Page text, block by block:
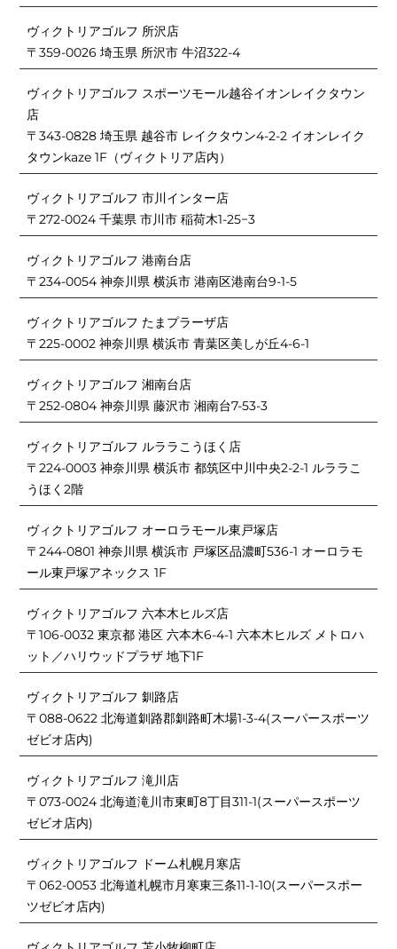
ヴィクトリアゴルフ 所沢店
〒359-0026 埼玉県 所沢市 牛沼322-4
ヴィクトリアゴルフ スポーツモール越谷イオンレイクタウン
店
〒343-0828 埼玉県 越谷市 レイクタウン4-2-2 イオンレイク
タウンkaze 1F（ヴィクトリア店内）
ヴィクトリアゴルフ 市川インター店
〒272-0024 千葉県 市川市 稲荷木1-25−3
ヴィクトリアゴルフ 港南台店
〒234-0054 神奈川県 横浜市 港南区港南台9-1-5
ヴィクトリアゴルフ たまプラーザ店
〒225-0002 神奈川県 横浜市 青葉区美しが丘4-6-1
ヴィクトリアゴルフ 湘南台店
〒252-0804 神奈川県 藤沢市 湘南台7-53-3
ヴィクトリアゴルフ ルララこうほく店
〒224-0003 神奈川県 横浜市 都筑区中川中央2-2-1 ルララこ
うほく2階
ヴィクトリアゴルフ オーロラモール東戸塚店
〒244-0801 神奈川県 横浜市 戸塚区品濃町536-1 オーロラモ
ール東戸塚アネックス 1F
ヴィクトリアゴルフ 六本木ヒルズ店
〒106-0032 東京都 港区 六本木6-4-1 六本木ヒルズ メトロハ
ット／ハリウッドプラザ 地下1F
ヴィクトリアゴルフ 釧路店
〒088-0622 北海道釧路郡釧路町木場1-3-4(スーパースポーツ
ゼビオ店内)
ヴィクトリアゴルフ 滝川店
〒073-0024 北海道滝川市東町8丁目311-1(スーパースポーツ
ゼビオ店内)
ヴィクトリアゴルフ ドーム札幌月寒店
〒062-0053 北海道札幌市月寒東三条11-1-10(スーパースポー
ツゼビオ店内)